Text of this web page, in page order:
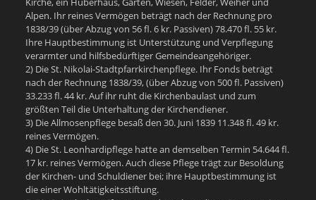
Alpen. Ihr reines Vermögen beträgt nach der Rechnung pro
1838/39 (über Abzug von 56 fl. 6 kr. Passiven) 78.470 fl. 55 kr.
Ihre Hauptbestimmung ist Unterstützung und Verpflegung
verarmter und hilfsbedürftiger Gemeindeangehöriger.
2) Die St. Nikolai-Stadtpfarrkirchenpflege. Ihr Fonds beträgt
nach der Rechnung 1838/39, (über Abzug von 500 fl. Passiven)
33.233 fl. 44 kr. Auf ihr ruht die Kirchenbaulast und zum
größten Teil die Unterhaltung der Kirchendiener.
3) Die Allmosenpflege besaß den 30. Juni 1839 11.348 fl. 49 kr.
reines Vermögen.
4) Die St. Leonhardipflege hatte an demselben Termin 54.644 fl.
17 kr. reines Vermögen. Auch diese Pflege trägt zur Besoldung
der Kirchen- und Schuldiener bei; ihre Hauptbestimmung ist
die einer Wohltätigkeitsstiftung.